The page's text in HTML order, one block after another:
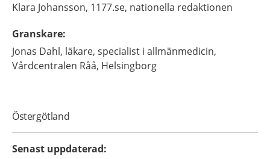
Klara Johansson, 1177.se, nationella redaktionen
Granskare:
Jonas Dahl, läkare, specialist i allmänmedicin,
Vårdcentralen Råå, Helsingborg
Östergötland
Senast uppdaterad: